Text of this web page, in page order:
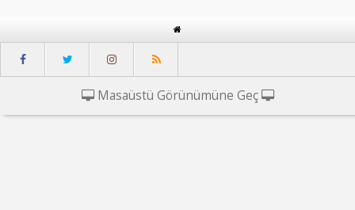
Masaüstü Görünümüne Geç